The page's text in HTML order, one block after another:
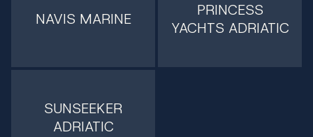
NAVIS MARINE
PRINCESS
YACHTS ADRIATIC
SUNSEEKER
ADRIATIC